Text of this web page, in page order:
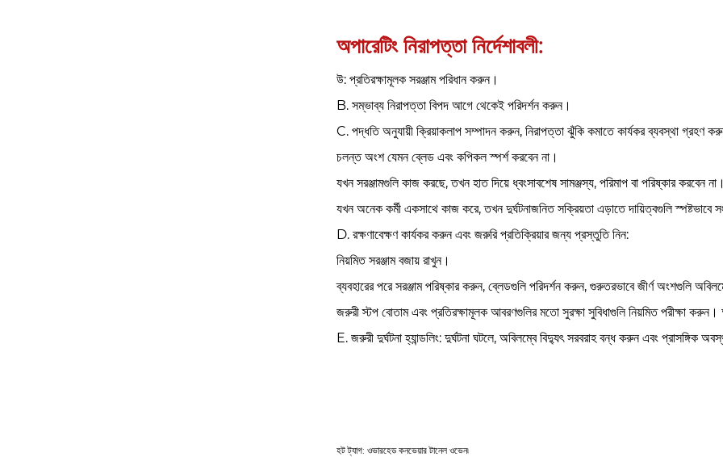
অপারেটিং নিরাপত্তা নির্দেশাবলী:
উ: প্রতিরক্ষামূলক সরঞ্জাম পরিধান করুন।
B. সম্ভাব্য নিরাপত্তা বিপদ আগে থেকেই পরিদর্শন করুন।
C. পদ্ধতি অনুযায়ী ক্রিয়াকলাপ সম্পাদন করুন, নিরাপত্তা ঝুঁকি কমাতে কার্যকর ব্যবস্থা গ্রহণ
চলন্ত অংশ যেমন ব্লেড এবং কপিকল স্পর্শ করবেন না।
যখন সরঞ্জামগুলি কাজ করছে, তখন হাত দিয়ে ধ্বংসাবশেষ সামঞ্জস্য, পরিমাপ বা পরিষ্কার করবেন না।
যখন অনেক কর্মী একসাথে কাজ করে, তখন দুর্ঘটনাজনিত সক্রিয়তা এড়াতে দায়িত্বগুলি স্পষ্টভাবে
D. রক্ষণাবেক্ষণ কার্যকর করুন এবং জরুরি প্রতিক্রিয়ার জন্য প্রস্তুতি নিন:
নিয়মিত সরঞ্জাম বজায় রাখুন।
ব্যবহারের পরে সরঞ্জাম পরিষ্কার করুন, ব্লেডগুলি পরিদর্শন করুন, গুরুতরভাবে জীর্ণ অংশগুলি
জরুরী স্টপ বোতাম এবং প্রতিরক্ষামূলক আবরণগুলির মতো সুরক্ষা সুবিধাগুলি নিয়মিত পরীক্ষা
E. জরুরী দুর্ঘটনা হ্যান্ডলিং: দুর্ঘটনা ঘটলে, অবিলম্বে বিদ্যুৎ সরবরাহ বন্ধ করুন এবং প্রাসঙ্গিক
হট ট্যাগ: ওভারহেড কনভেয়ার টানেল ওভেন৷